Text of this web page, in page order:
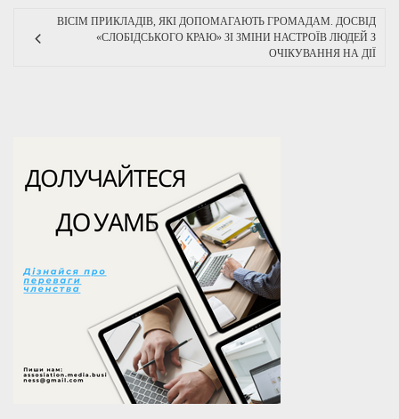
ВІСІМ ПРИКЛАДІВ, ЯКІ ДОПОМАГАЮТЬ ГРОМАДАМ. ДОСВІД
«СЛОБІДСЬКОГО КРАЮ» ЗІ ЗМІНИ НАСТРОЇВ ЛЮДЕЙ З
ОЧІКУВАННЯ НА ДІЇ